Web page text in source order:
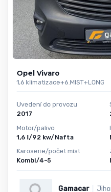
Opel Vivaro
1,6 klimatizace+6.MIST+LONG
Uvedení do provozu
2017
Motor/palivo
1,6 l/92 kw/Nafta
Karoserie/počet míst
Kombi/4-5
Gamacar